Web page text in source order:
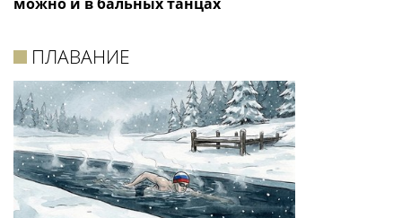
ПЛАВАНИЕ